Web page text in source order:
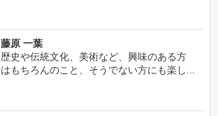
藤原 一葉
歴史や伝統文化、美術など、興味のある方
はもちろんのこと、そうでない方にも楽し...